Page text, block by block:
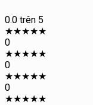
0.0 trên 5
★★★★★
0
★★★★★
0
★★★★★
0
★★★★★